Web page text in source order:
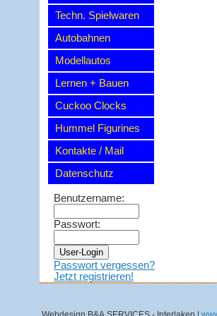
Techn. Spielwaren
Autobahnen
Modellautos
Lernen + Bauen
Cuckoo Clocks
Hummel Figurines
Kontakte / Mail
Datenschutz
Benutzername:
Passwort:
Passwort vergessen?
Jetzt registrieren!
Webdesign B&A SERVICES - Interlaken |